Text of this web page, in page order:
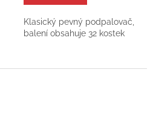
Klasický pevný podpalovač,
balení obsahuje 32 kostek